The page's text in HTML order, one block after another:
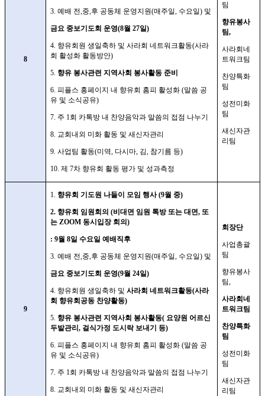
8
3. 예배 전,중,후 공동체 운영지원(매주일, 수요일) 및
금요 중보기도회 운영(8월 27일)
4. 향유회원 생일축하 및 사라회 네트워크활동(사라
회 활성화 활동방안)
5. 향유 봉사관련 지역사회 봉사활동 준비
6. 피플스 홍페이지 내 향유회 홈피 활성화 (말씀 공
유 및 소식공유)
7. 주 1회 카톡방 내 찬양음악과 말씀의 접점 나누기
8. 교회내외 미화 활동 및 새신자관리
9. 사업팀 활동(미역, 다시마, 김, 참기름 등)
10. 제 7차 향유회 활동 평가 및 성과측정
팀
향유봉사
팀,
사라회네
트워크팀
찬양특화
팀
성전미화
팀
새신자관
리팀
9
1. 향유회 기도원 나들이 모임 행사(9월 중)
2. 향유회 임원회의 (비대면 임원 톡방 또는 대면, 또
는 ZOOM 동시입장 회의 )
: 9월 8일 수요일 예배직후
3. 예배 전,중,후 공동체 운영지원(매주일, 수요일) 및
금요 중보기도회 운영(9월 24일)
4. 향유회원 생일축하 및 사라회 네트워크활동(사라
회 향유회공동 찬양활동)
5. 향유 봉사관련 지역사회 봉사활동( 요양원 어르신
두발관리 , 걸식가정 도시락 보내기 등)
6. 피플스 홍페이지 내 향유회 홈피 활성화 (말씀 공
유 및 소식공유)
7. 주 1회 카톡방 내 찬양음악과 말씀의 접점 나누기
8. 교회내외 미화 활동 및 새신자관리
회장단
사업총괄
팀
향유봉사
팀,
사라회네
트워크팀
찬양특화
팀
성전미화
팀
새신자관
리팀